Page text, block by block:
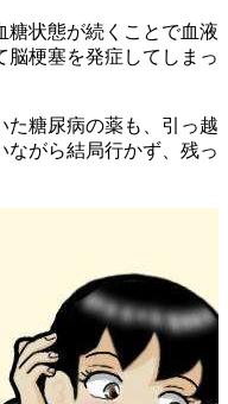
糖状態が続くことで血液
脳梗塞を発症してしまっ
た糖尿病の薬も、引っ越
ながら結局行かず、残っ